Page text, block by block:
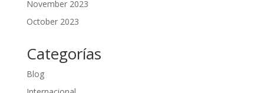
November 2023
October 2023
Categorías
Blog